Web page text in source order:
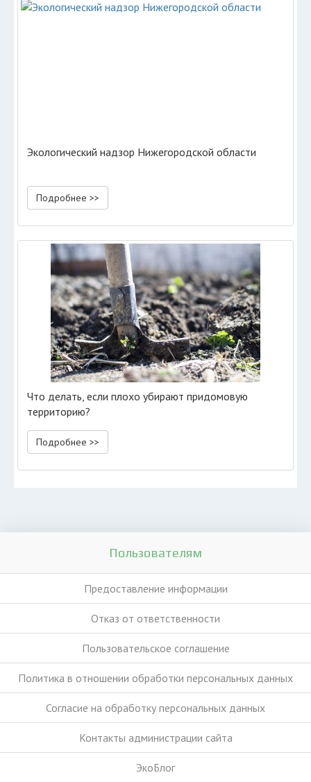
Экологический надзор Нижегородской области
Подробнее >>
Что делать, если плохо убирают придомовую
территорию?
Подробнее >>
Пользователям
Предоставление информации
Отказ от ответственности
Пользовательское соглашение
Политика в отношении обработки персональных данных
Согласие на обработку персональных данных
Контакты администрации сайта
ЭкоБлог